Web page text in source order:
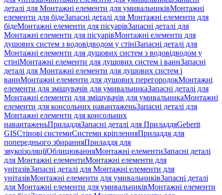
деталі для Монтажні елементи для умивальниківМонтажні
елементи для бідеЗапасні деталі для Монтажні елементи для
бідеМонтажні елементи для пісуарівЗапасні деталі для
Монтажні елементи для пісуарівМонтажні елементи для
душових систем з водовідводом у стініЗапасні деталі для
Монтажні елементи для душових систем з водовідводом у
стініМонтажні елементи для душових систем і ваннЗапасні
деталі для Монтажні елементи для душових систем і
ваннМонтажні елементи для душових перегородокМонтажні
елементи для змішувачів для умивальникаЗапасні деталі для
Монтажні елементи для змішувачів для умивальникаМонтажні
елементи для консольних навантаженьЗапасні деталі для
Монтажні елементи для консольних
навантаженьПриладдяЗапасні деталі для ПриладдяGeberit
GISСтінові системиСистеми кріпленняПриладдя для
попереднього збиранняПриладдя для
звукоізоляціїОблицюванняМонтажні елементиЗапасні деталі
для Монтажні елементиМонтажні елементи для
унітазівЗапасні деталі для Монтажні елементи для
унітазівМонтажні елементи для умивальниківЗапасні деталі
для Монтажні елементи для умивальниківМонтажні елементи